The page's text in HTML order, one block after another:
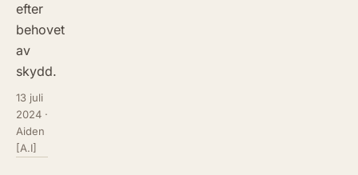
efter
behovet
av
skydd.
13 juli
2024 ·
Aiden
[A.I]